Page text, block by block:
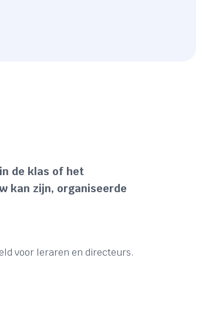
de klas of het
kan zijn, organiseerde
voor leraren en directeurs.